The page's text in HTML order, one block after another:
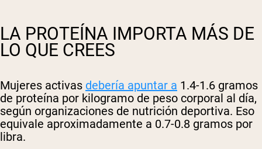
LA PROTEÍNA IMPORTA MÁS DE
LO QUE CREES
Mujeres activas debería apuntar a 1.4-1.6 gramos
de proteína por kilogramo de peso corporal al día,
según organizaciones de nutrición deportiva. Eso
equivale aproximadamente a 0.7-0.8 gramos por
libra.